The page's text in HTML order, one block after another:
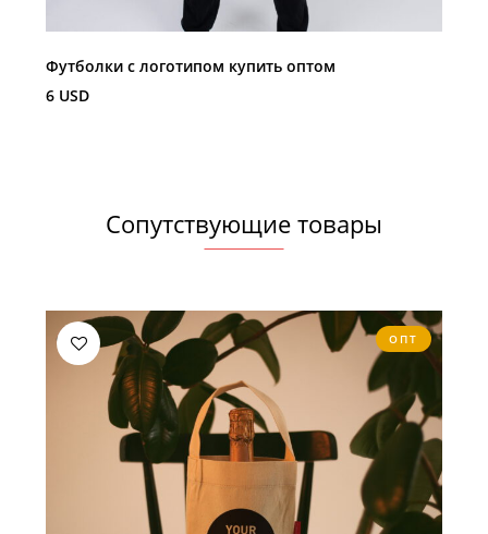
Футболки с логотипом купить оптом
6 USD
Сопутствующие товары
ОПТ